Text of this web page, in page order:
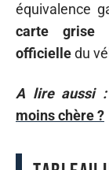
équivalence
carte grise
officielledu
A lire aussi :
moins chère ?